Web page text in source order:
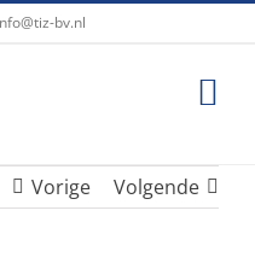
bv.nl
Vorige Volgende